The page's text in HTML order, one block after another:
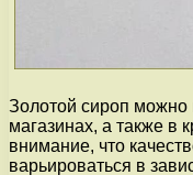
Золотой сироп можно
магазинах, а также в
внимание, что
варьироваться в